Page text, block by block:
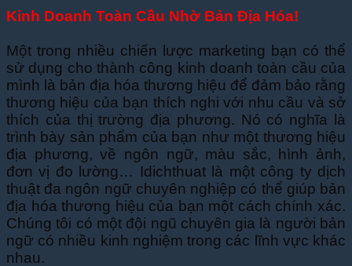
Kinh Doanh Toàn Cầu Nhờ Bản Địa Hóa!
Một trong nhiều chiến lược marketing bạn có thể
sử dụng cho thành công kinh doanh toàn cầu của
mình là bản địa hóa thương hiệu để đảm bảo rằng
thương hiệu của bạn thích nghi với nhu cầu và sở
thích của thị trường địa phương. Nó có nghĩa là
trình bày sản phẩm của bạn như một thương hiệu
địa phương, về ngôn ngữ, màu sắc, hình ảnh,
đơn vị đo lường… Idichthuat là một công ty dịch
thuật đa ngôn ngữ chuyên nghiệp có thể giúp bản
địa hóa thương hiệu của bạn một cách chính xác.
Chúng tôi có một đội ngũ chuyên gia là người bản
ngữ có nhiều kinh nghiệm trong các lĩnh vực khác
nhau.